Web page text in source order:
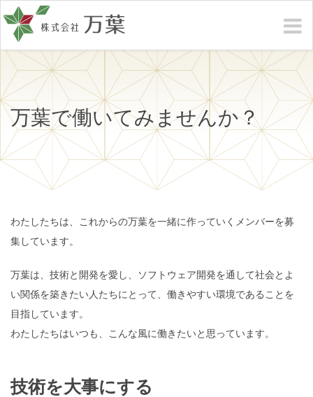
万葉で働いてみませんか？
わたしたちは、これからの万葉を一緒に作っていくメンバーを募
集しています。
万葉は、技術と開発を愛し、ソフトウェア開発を通して社会とよ
い関係を築きたい人たちにとって、働きやすい環境であることを
目指しています。
わたしたちはいつも、こんな風に働きたいと思っています。
技術を大事にする